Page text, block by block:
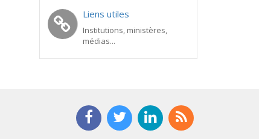
Liens utiles
Institutions, ministères,
médias...